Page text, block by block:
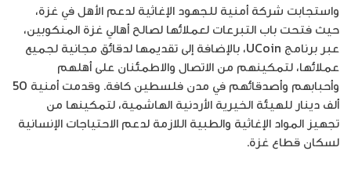
واستجابت شركة أمنية للجهود الإغاثية لدعم الأهل في غزة،
حيث فتحت باب التبرعات لعملائها لصالح أهالي غزة المنكوبين،
عبر برنامج UCoin، بالإضافة إلى تقديمها لدقائق مجانية لجميع
عملائها، لتمكينهم من الاتصال والاطمئنان على أهلهم
وأحبابهم وأصدقائهم في مدن فلسطين كافة. وقدمت أمنية 50
ألف دينار للهيئة الخيرية الأردنية الهاشمية، لتمكينها من
تجهيز المواد الإغاثية والطبية اللازمة لدعم الاحتياجات الإنسانية
لسكان قطاع غزة.